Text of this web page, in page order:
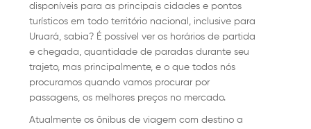
disponíveis para as principais cidades e pontos
turísticos em todo território nacional, inclusive para
Uruará, sabia? É possível ver os horários de partida
e chegada, quantidade de paradas durante seu
trajeto, mas principalmente, e o que todos nós
procuramos quando vamos procurar por
passagens, os melhores preços no mercado.
Atualmente os ônibus de viagem com destino a